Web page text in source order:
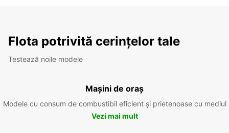
Flota potrivită cerințelor tale
Testează noile modele
Mașini de oraș
Modele cu consum de combustibil eficient și prietenoase cu mediul
Vezi mai mult